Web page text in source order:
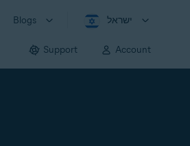
Blogs ישראל
Support Account